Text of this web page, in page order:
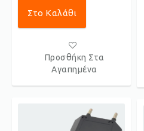
Στο Καλάθι
Προσθήκη Στα
Αγαπημένα